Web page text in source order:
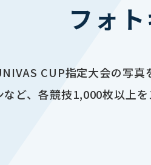
フォ
CUP指定大会の写
ど、各競技1,000枚以上